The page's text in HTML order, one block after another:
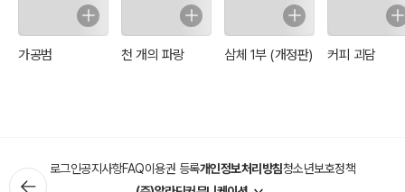
가공범 천 개의 파랑 삼체 1부 (개정판) 커피 괴담
로그인공지사항FAQ이용권 등록개인정보처리방침청소년보호정책